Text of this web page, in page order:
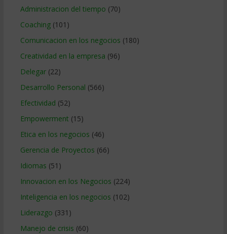
Administracion del tiempo (70)
Coaching(101)
Comunicacion en los negocios (180)
Creatividad en la empresa (96)
Delegar(22)
Desarrollo Personal (566)
Efectividad (52)
Empowerment (15)
Etica en los negocios (46)
Gerencia de Proyectos (66)
Idiomas (51)
Innovacion en los Negocios (224)
Inteligencia en los negocios (102)
Liderazgo (331)
Manejo de crisis (60)